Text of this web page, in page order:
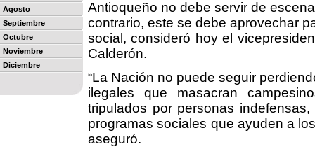
Agosto
Septiembre
Octubre
Noviembre
Diciembre
Antioqueño no debe servir de
contrario, este se debe aprovechar
social, consideró hoy el
Calderón.
“La Nación no puede seguir
ilegales que masacran
tripulados por personas
programas sociales que ayuden a
aseguró.